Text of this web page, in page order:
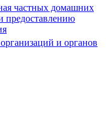
частных домашних
предоставлению
и органов